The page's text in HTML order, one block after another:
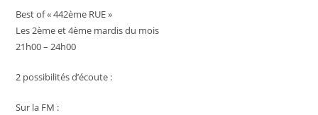
Best of « 442ème RUE »
Les 2ème et 4ème mardis du mois
21h00 – 24h00
2 possibilités d’écoute :
Sur la FM :